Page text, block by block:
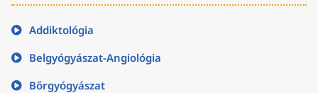
Addiktológia
Belgyógyászat-Angiológia
Bőrgyógyászat